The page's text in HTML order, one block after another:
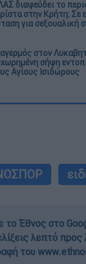
διαψεύδει το
στην Κρήτη: Σε
για σεξουαλική
στον
σήψη
Αγίους Ισιδώρους
το Έθνος στο
λεπτό
του